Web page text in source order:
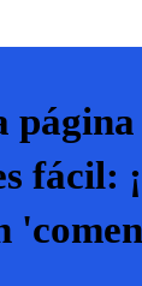
página
fácil: